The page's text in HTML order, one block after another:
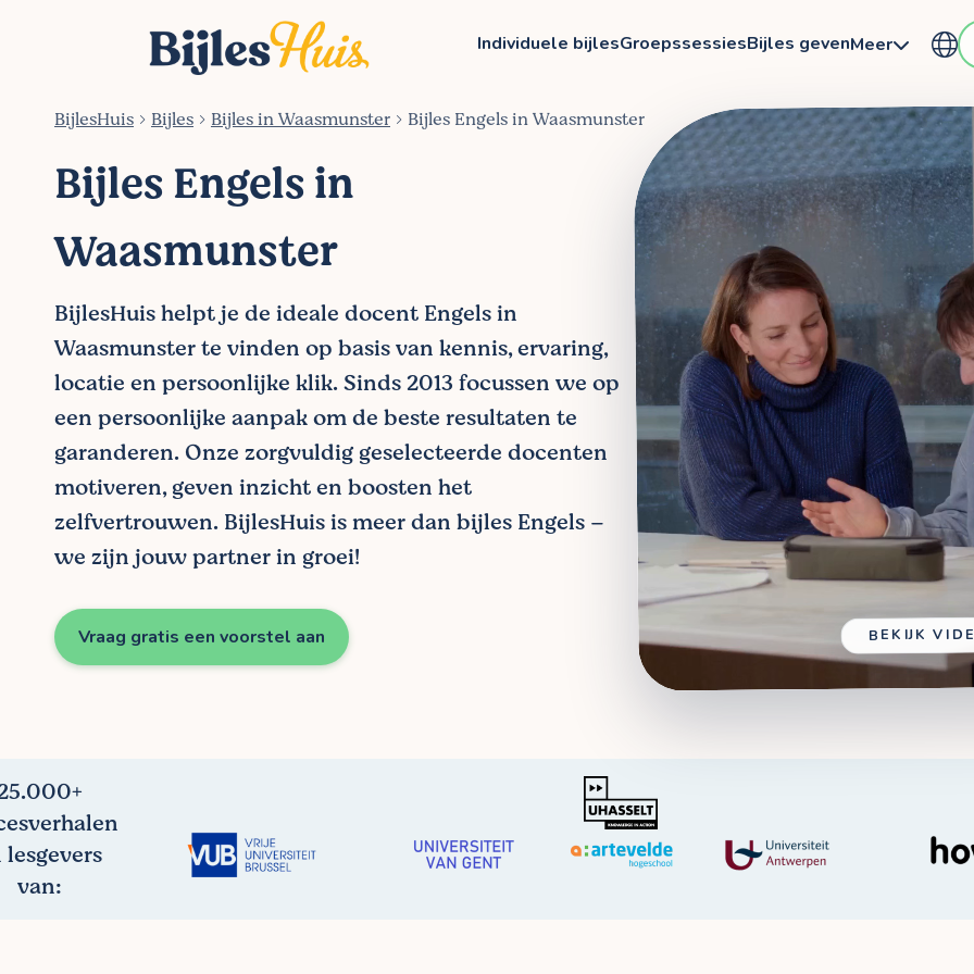
Individuele bijlesGroepssessiesBijles gevenMeer
BijlesHuis Bijles Bijles in Waasmunster Bijles Engels in Waasmunster
Bijles Engels in
Waasmunster
BijlesHuis helpt je de ideale docent Engels in
Waasmunster te vinden op basis van kennis, ervaring,
locatie en persoonlijke klik. Sinds 2013 focussen we op
een persoonlijke aanpak om de beste resultaten te
garanderen. Onze zorgvuldig geselecteerde docenten
motiveren, geven inzicht en boosten het
zelfvertrouwen. BijlesHuis is meer dan bijles Engels –
we zijn jouw partner in groei!
Vraag gratis een voorstel aan BEKIJK
lesgevers
van: